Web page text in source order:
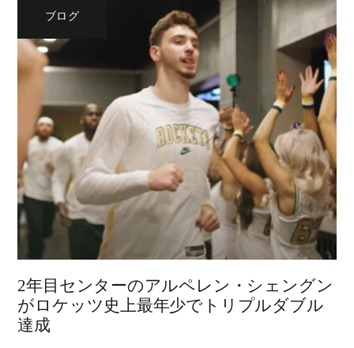
ブログ
2年目センターのアルペレン・シェングン
がロケッツ史上最年少でトリプルダブル
達成